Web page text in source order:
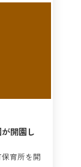
開園し
育所を開